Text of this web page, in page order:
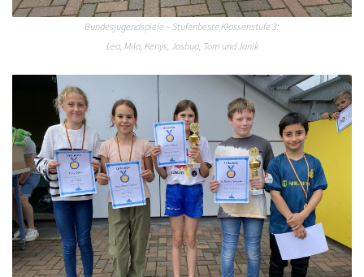
Bundesjugendspiele – Stufenbeste Klassenstufe 3:
Lea, Mila, Kenys, Joshua, Tom und Janik